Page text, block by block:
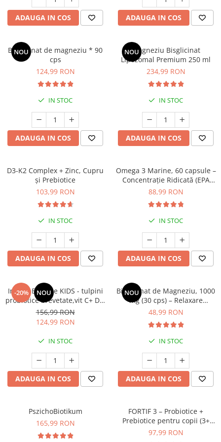
Piele, păr & unghii
Colesterol & tensiune
Sănătatea copiilor
Performanta sportiva
Anti Intepaturi
Îngrijirea Tenului
Creme de față
Creme cu SPF
Demachiante
Geluri de curățare
Ape micelare
Exfoliante
Creme pentru ochi
Balsam buze
Creme de corp
Unturi de corp
Protecție Solară
Creme SPF față
Creme SPF corp
Spray SPF
Uleiuri bronzare
After Sun
Igienă Personală
Deodorante
Mâini și Unghii
Creme mâini
Cosmetice coreene
Beauty of Joseon
Colagen
Creatina
Crom
Curcumin (Turmeric)
Ghimbir
Ginseng
Glucozamina
Glutation
L-Glutamina
Lecitina
Magneziu
Miere de Manuka
Probiotice
Quercetin
Resveratrol
Zinc Bisglicinat
ADAUGA IN COS ADAUGA IN COS
NOU
Bisglicinat de magneziu * 90
cps
124,99 RON
IN STOC
ADAUGA IN COS
NOUMagneziu Bisglicinat
Lipozomal Premium 250 ml
234,99 RON
IN STOC
ADAUGA IN COS
D3-K2 Complex + Zinc, Cupru
și Prebiotice
103,99 RON
IN STOC
ADAUGA IN COS
Omega 3 Marine, 60 capsule –
Concentrație Ridicată (EPA
400 mg / DHA 300 mg) pentru
88,99 RON
IN STOC
ADAUGA IN COS
-20% NOU
ImmunBalance KIDS - tulpini
probiotice brevetate,vit C+ D3,
entru susținerea
microbiomului și a imunității
156,99 RON
124,99 RON
IN STOC
ADAUGA IN COS
NOU
Bisglicinat de Magneziu, 1000
mg (30 cps) – Relaxare
Profundă, Somn Odihnitor și
48,99 RON
IN STOC
ADAUGA IN COS
PszichoBiotikum
165,99 RON
FORTIF 3 – Probiotice +
Prebiotice pentru copii (3+
ani)
97,99 RON